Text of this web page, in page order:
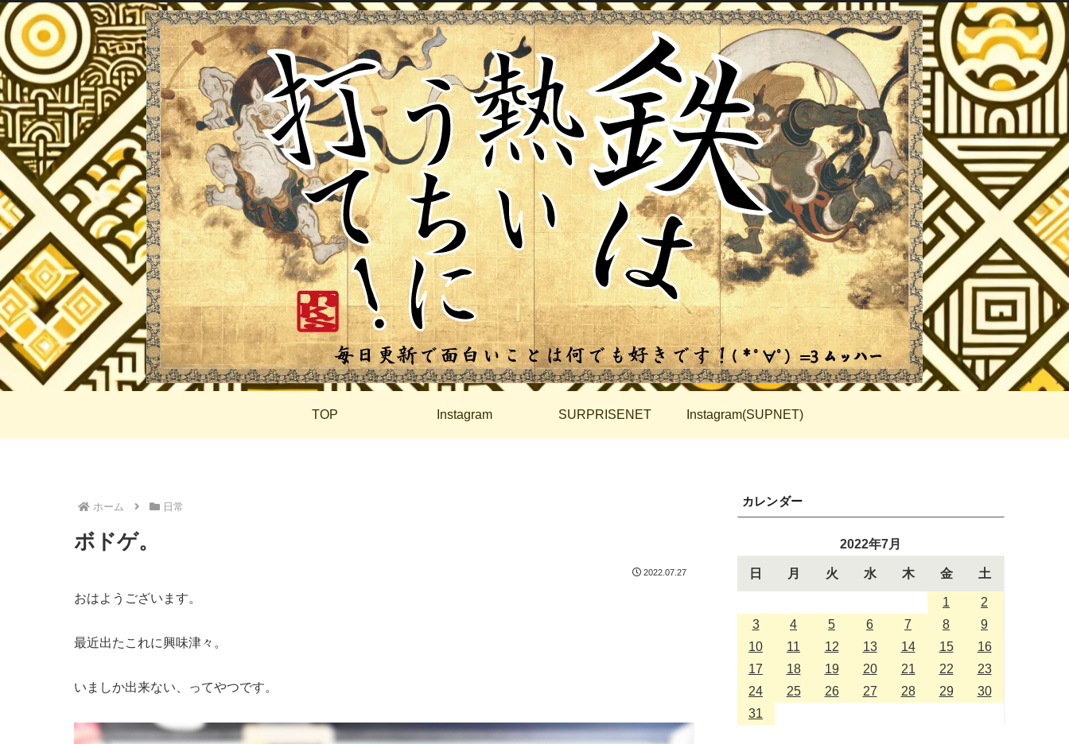
TOP Instagram SURPRISENET Instagram(SUPNET)
ホーム 日常
ボドゲ。
2022.07.27
おはようございます。
最近出たこれに興味津々。
いましか出来ない、ってやつです。
カレンダー
2022年7月
日 月 火 水 木 金 土
1
2
3
4 5 6 7 8
9
10
11 12 13 14 15
16
17
18 19 20 21 22
23
24
25 26 27 28 29
30
31